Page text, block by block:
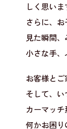
しく思い
さらに、
見た瞬間
小さな手
お客様と
そして、
カーマッ
何かお困